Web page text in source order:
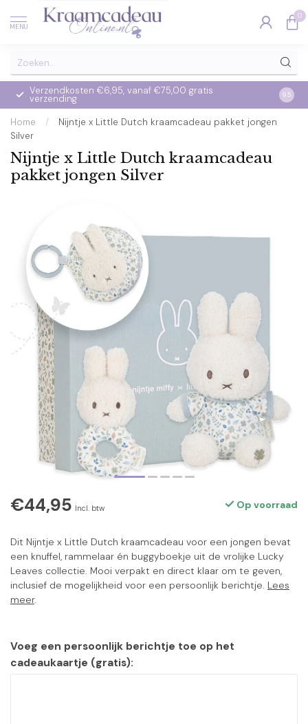
MENU
0
Verzendkosten €6,95, vanaf €75,00 gratis
verzending
Op
9.5
Home /
Nijntje x Little Dutch kraamcadeau pakket jongen
Silver
Nijntje x Little Dutch kraamcadeau
pakket jongen Silver
€44,95 Incl. btw Op voorraad
Dit Nijntje x Little Dutch kraamcadeau voor een jongen bevat
een knuffel, rammelaar én buggyboekje uit de vrolijke Lucky
Leaves collectie. Mooi verpakt en direct klaar om te geven,
inclusief de mogelijkheid voor een persoonlijk berichtje. Lees
meer.
Voeg een persoonlijk berichtje toe op het
cadeaukaartje (gratis):